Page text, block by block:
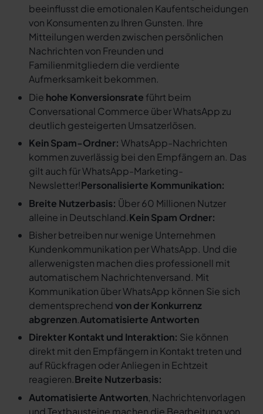
beeinflusst die emotionalen Kaufentscheidungen
von Konsumenten zu Ihren Gunsten. Ihre
Mitteilungen werden zwischen persönlichen
Nachrichten von Freunden und
Familienmitgliedern die verdiente
Aufmerksamkeit bekommen.
Die hohe Konversionsrate führt beim
Conversational Commerce über WhatsApp zu
deutlich gesteigerten Umsatzerlösen.
Kein Spam-Ordner: WhatsApp-Nachrichten
kommen zuverlässig bei den Empfängern an. Das
gilt auch für WhatsApp-Marketing-
Newsletter!Personalisierte Kommunikation:
Breite Nutzerbasis: Über 60 Millionen Nutzer
alleine in Deutschland.Kein Spam Ordner:
Bisher betreiben nur wenige Unternehmen
Kundenkommunikation per WhatsApp. Und die
allerwenigsten machen dies professionell mit
automatischem Nachrichtenversand. Mit
Kommunikation über WhatsApp können Sie sich
dementsprechendvon der Konkurrenz
abgrenzen.Automatisierte Antworten
Direkter Kontakt und Interaktion: Sie können
direkt mit den Empfängern in Kontakt treten und
auf Rückfragen oder Anliegen in Echtzeit
reagieren.Breite Nutzerbasis:
Automatisierte Antworten, Nachrichtenvorlagen
und Textbausteine machen die Bearbeitung von